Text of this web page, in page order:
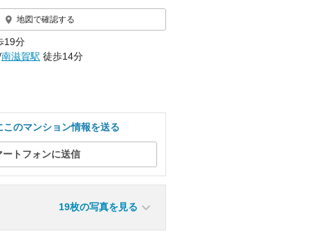
地図で確認する
19分
南滋賀駅 徒歩14分
のマンション情報を送る
トフォンに送信
19枚の写真を見る